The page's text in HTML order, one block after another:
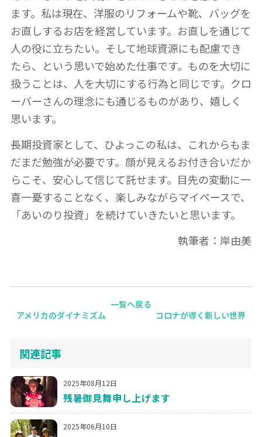
ます。私は現在、洋服のリフォームや靴、バッグを
お直しするお店を経営しています。お直しを通じて
人の役に立ちたい。そして地球資源にも配慮でき
たら、という思いで始めた仕事です。ものを大切に
扱うことは、人を大切にする行為と同じです。クロ
ーバーさんの理念にも通じるものがあり、嬉しく
思います。
長期投資家として、ひよっこの私は、これからもま
だまだ勉強が必要です。顔が見えるお付き合いだか
らこそ、安心して信じて託せます。目先の変動に一
喜一憂することなく、楽しみながらマイペースで、
「あいのり投資」を続けていきたいと思います。
執筆者：岸由美
コロナが導く新しい世界
アメリカのダイナミズム
一覧へ戻る
関連記事
2025年08月12日
残暑御見舞申し上げます
2025年06月10日